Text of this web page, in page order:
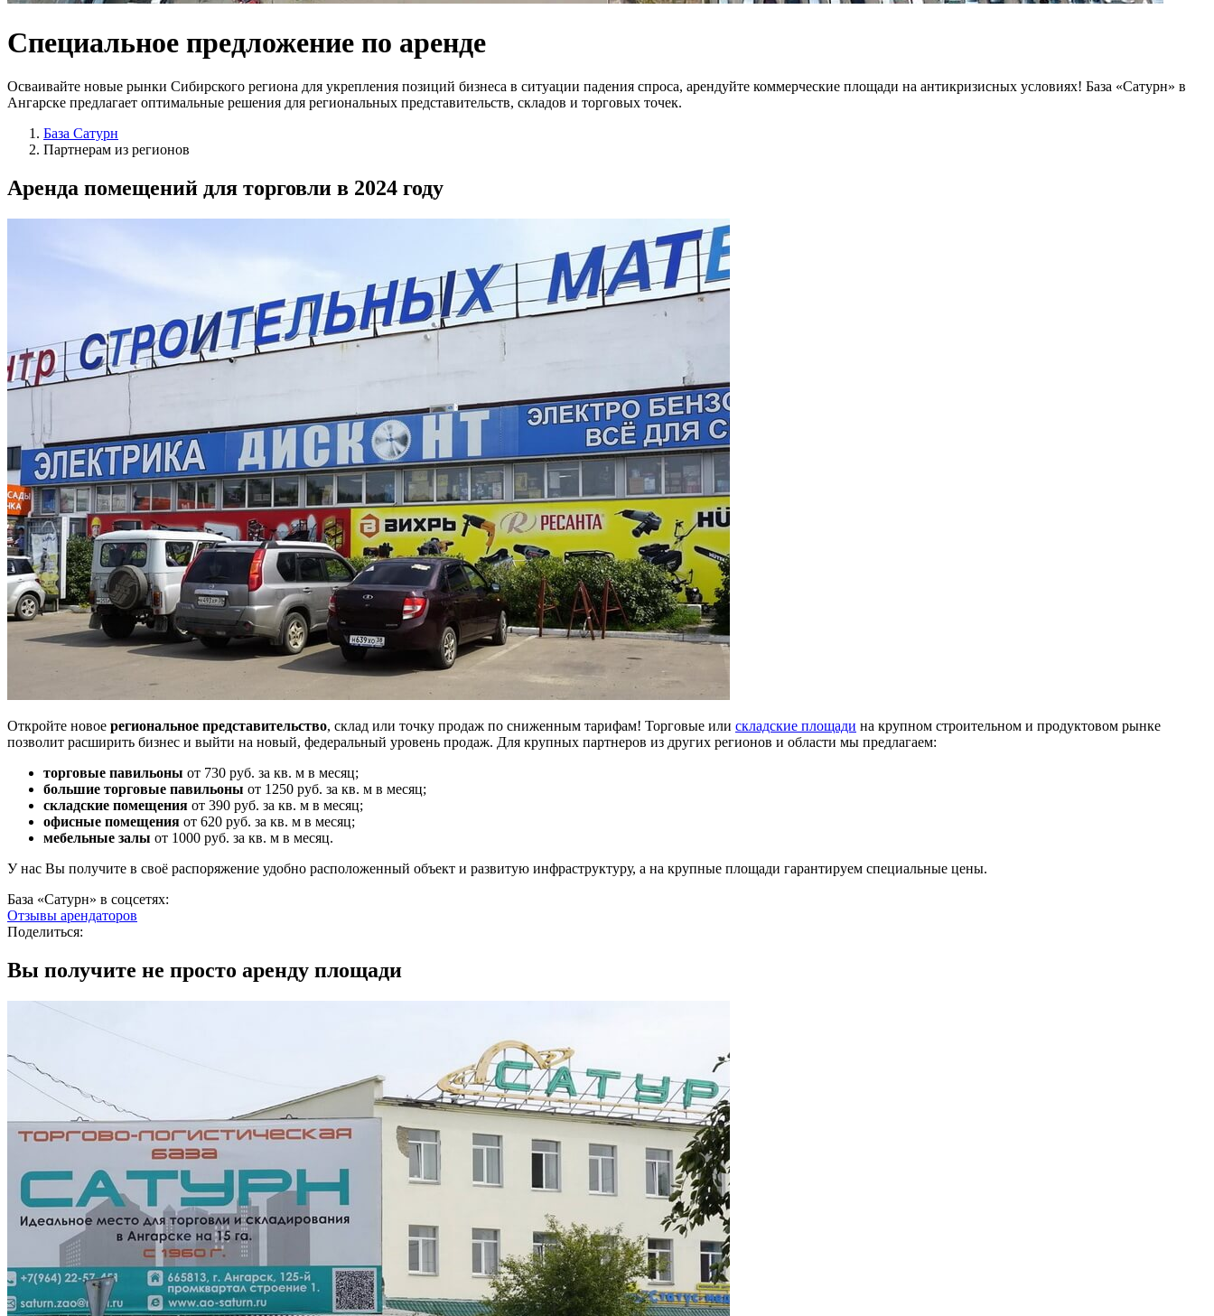
Специальное предложение по аренде
Осваивайте новые рынки Сибирского региона для укрепления позиций бизнеса в ситуации падения спроса, арендуйте коммерческие площади на антикризисных условиях! База «Сатурн» в
Ангарске предлагает оптимальные решения для региональных представительств, складов и торговых точек.
База Сатурн
Партнерам из регионов
Аренда помещений для торговли в 2024 году
Откройте новое региональное представительство, склад или точку продаж по сниженным тарифам! Торговые или складские площади на крупном строительном и продуктовом рынке
позволит расширить бизнес и выйти на новый, федеральный уровень продаж. Для крупных партнеров из других регионов и области мы предлагаем:
торговые павильоны от 730 руб. за кв. м в месяц;
большие торговые павильоны от 1250 руб. за кв. м в месяц;
складские помещения от 390 руб. за кв. м в месяц;
офисные помещения от 620 руб. за кв. м в месяц;
мебельные залы от 1000 руб. за кв. м в месяц.
У нас Вы получите в своё распоряжение удобно расположенный объект и развитую инфраструктуру, а на крупные площади гарантируем специальные цены.
База «Сатурн» в соцсетях:
Отзывы арендаторов
Поделиться:
Вы получите не просто аренду площади